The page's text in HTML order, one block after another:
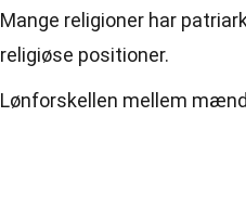
Mange religioner har
religiøse positioner.
Lønforskellen mellem